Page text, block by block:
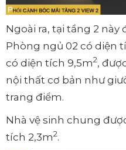
Ngoài ra, tại tầng 2
Phòng ngủ 02 có diện
có diện tích 9,5m2,
nội thất cơ bản như
trang điểm.
Nhà vệ sinh chung
tích 2,3m2.